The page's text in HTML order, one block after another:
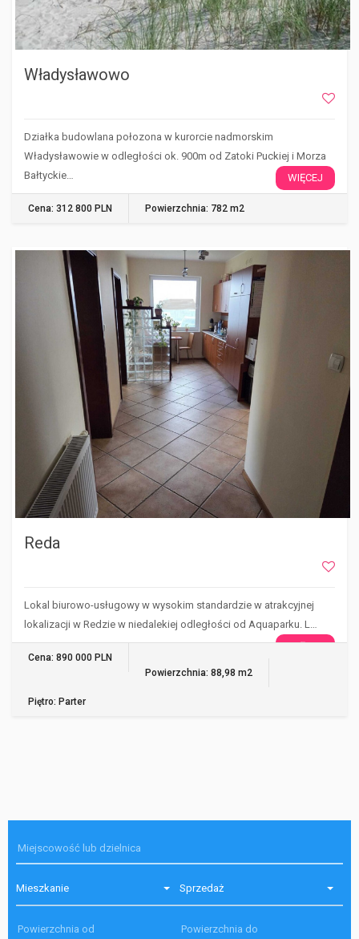
Władysławowo
Działka budowlana połozona w kurorcie nadmorskim
Władysławowie w odległości ok. 900m od Zatoki Puckiej i Morza
Bałtyckie…
WIĘCEJ
Cena: 312 800 PLN Powierzchnia: 782 m2
Reda
Lokal biurowo-usługowy w wysokim standardzie w atrakcyjnej
lokalizacji w Redzie w niedalekiej odległości od Aquaparku. L…
WIĘCEJ
Cena: 890 000 PLN
Powierzchnia: 88,98 m2
Piętro: Parter
Mieszkanie Sprzedaż